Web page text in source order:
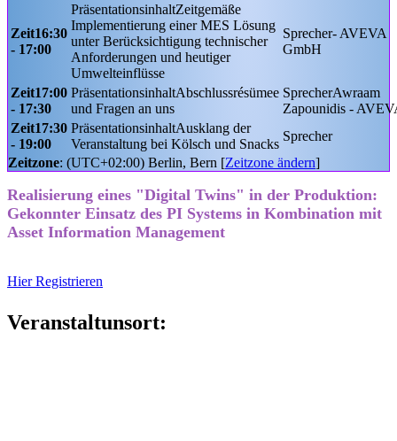
16:30
- 17:00
Zeitgemäße
Implementierung einer MES Lösung
unter Berücksichtigung technischer
Anforderungen und heutiger
Umwelteinflüsse
- AVEVA
GmbH
17:00
- 17:30
Abschlussrésümee
und Fragen an uns
Awraam
Zapounidis -
17:30
- 19:00
Ausklang der
Veranstaltung bei Kölsch und Snacks
Zeitzone: (UTC+02:00) Berlin, Bern [Zeitzone ändern]
Realisierung eines "Digital Twins" in der Produktion:
Gekonnter Einsatz des PI Systems in Kombination mit
Asset Information Management
Hier Registrieren
Veranstaltunsort: